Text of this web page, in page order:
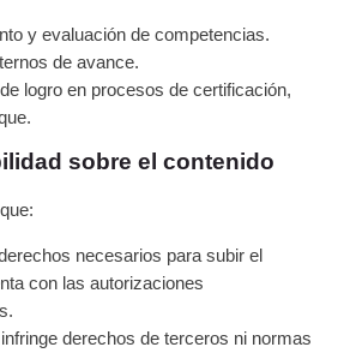
y evaluación de competencias.
de avance.
logro en procesos de certificación,
sobre el contenido
necesarios para subir el
con las autorizaciones
derechos de terceros ni normas